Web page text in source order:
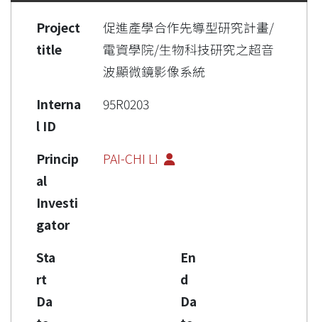
Project
title
促進產學合作先導型研究計畫/
電資學院/生物科技研究之超音
波顯微鏡影像系統
Interna
l ID
95R0203
Princip
al
Investi
gator
PAI-CHI LI
Sta
rt
Da
En
d
Da